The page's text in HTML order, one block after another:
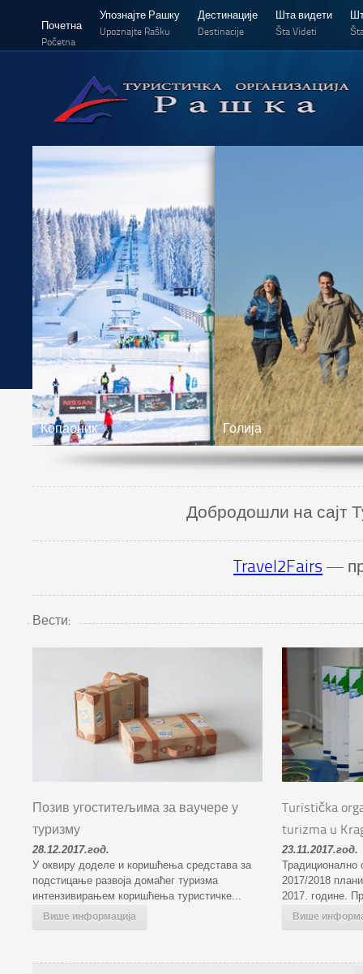
Почетна
Početna
Упознајте Рашку
Upoznajte Rašku
Дестинације
Destinacije
Шта видети
Šta Videti
Копаоник Голија
Добродошли на сајт
Travel2Fairs —
Вести:
Позив угоститељима за ваучере у
туризму
28.12.2017.год.
У оквиру доделе и коришћења средстава за
подстицање развоја домаћег туризма
интензивирањем коришћења туристичке...
Више информација
Turistička
turizma u
23.11.2017.год.
Традиционално
2017/2018
2017. године.
Више